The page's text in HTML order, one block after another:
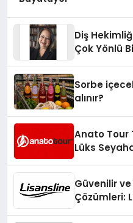
Diş
Çok Yönlü
Sorbe
alınır?
Anato Tour
Lüks
Güvenilir ve
Çözümleri: